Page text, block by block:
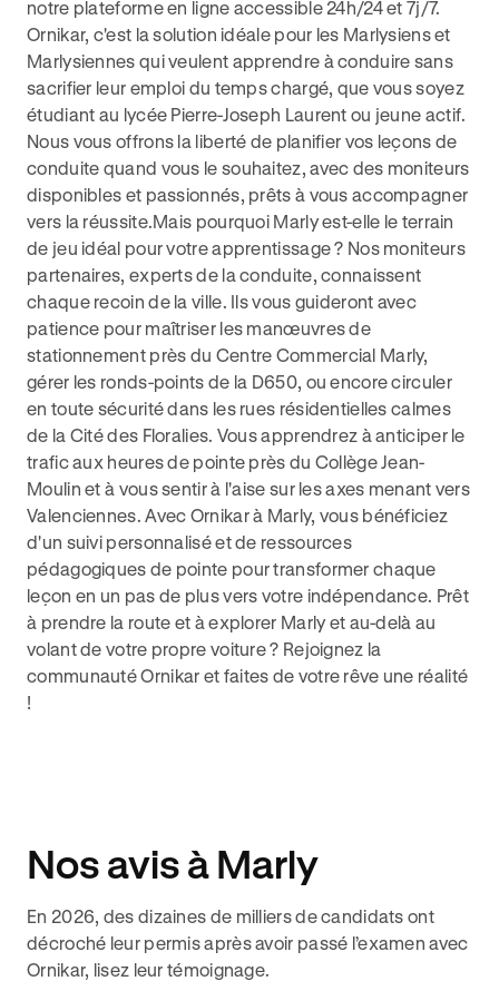
notre plateforme en ligne accessible 24h/24 et 7j/7.
Ornikar, c'est la solution idéale pour les Marlysiens et
Marlysiennes qui veulent apprendre à conduire sans
sacrifier leur emploi du temps chargé, que vous soyez
étudiant au lycée Pierre-Joseph Laurent ou jeune actif.
Nous vous offrons la liberté de planifier vos leçons de
conduite quand vous le souhaitez, avec des moniteurs
disponibles et passionnés, prêts à vous accompagner
vers la réussite.Mais pourquoi Marly est-elle le terrain
de jeu idéal pour votre apprentissage ? Nos moniteurs
partenaires, experts de la conduite, connaissent
chaque recoin de la ville. Ils vous guideront avec
patience pour maîtriser les manœuvres de
stationnement près du Centre Commercial Marly,
gérer les ronds-points de la D650, ou encore circuler
en toute sécurité dans les rues résidentielles calmes
de la Cité des Floralies. Vous apprendrez à anticiper le
trafic aux heures de pointe près du Collège Jean-
Moulin et à vous sentir à l'aise sur les axes menant vers
Valenciennes. Avec Ornikar à Marly, vous bénéficiez
d'un suivi personnalisé et de ressources
pédagogiques de pointe pour transformer chaque
leçon en un pas de plus vers votre indépendance. Prêt
à prendre la route et à explorer Marly et au-delà au
volant de votre propre voiture ? Rejoignez la
communauté Ornikar et faites de votre rêve une réalité
!
Nos avis à Marly
En 2026, des dizaines de milliers de candidats ont
décroché leur permis après avoir passé l’examen avec
Ornikar, lisez leur témoignage.